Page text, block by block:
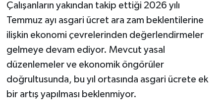
Çalışanların yakından takip ettiği 2026 yılı
Temmuz ayı asgari ücret ara zam beklentilerine
ilişkin ekonomi çevrelerinden değerlendirmeler
gelmeye devam ediyor. Mevcut yasal
düzenlemeler ve ekonomik öngörüler
doğrultusunda, bu yıl ortasında asgari ücrete ek
bir artış yapılması beklenmiyor.